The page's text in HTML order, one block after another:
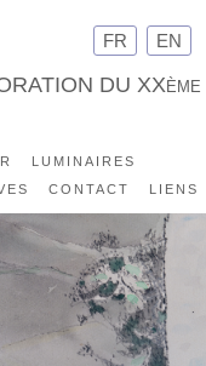
FR EN
DU XXème
luminaires
contact liens